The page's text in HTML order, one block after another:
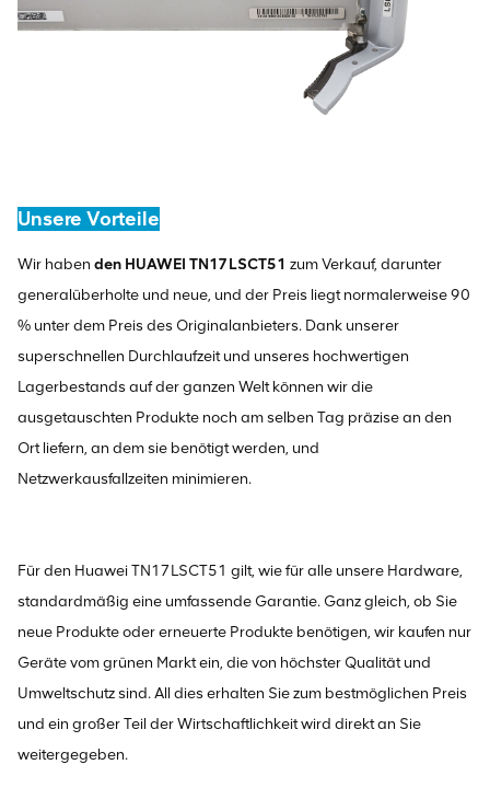
Unsere Vorteile
Wir haben den HUAWEI TN17LSCT51 zum Verkauf, darunter
generalüberholte und neue, und der Preis liegt normalerweise 90
% unter dem Preis des Originalanbieters. Dank unserer
superschnellen Durchlaufzeit und unseres hochwertigen
Lagerbestands auf der ganzen Welt können wir die
ausgetauschten Produkte noch am selben Tag präzise an den
Ort liefern, an dem sie benötigt werden, und
Netzwerkausfallzeiten minimieren.
Für den Huawei TN17LSCT51 gilt, wie für alle unsere Hardware,
standardmäßig eine umfassende Garantie. Ganz gleich, ob Sie
neue Produkte oder erneuerte Produkte benötigen, wir kaufen nur
Geräte vom grünen Markt ein, die von höchster Qualität und
Umweltschutz sind. All dies erhalten Sie zum bestmöglichen Preis
und ein großer Teil der Wirtschaftlichkeit wird direkt an Sie
weitergegeben.